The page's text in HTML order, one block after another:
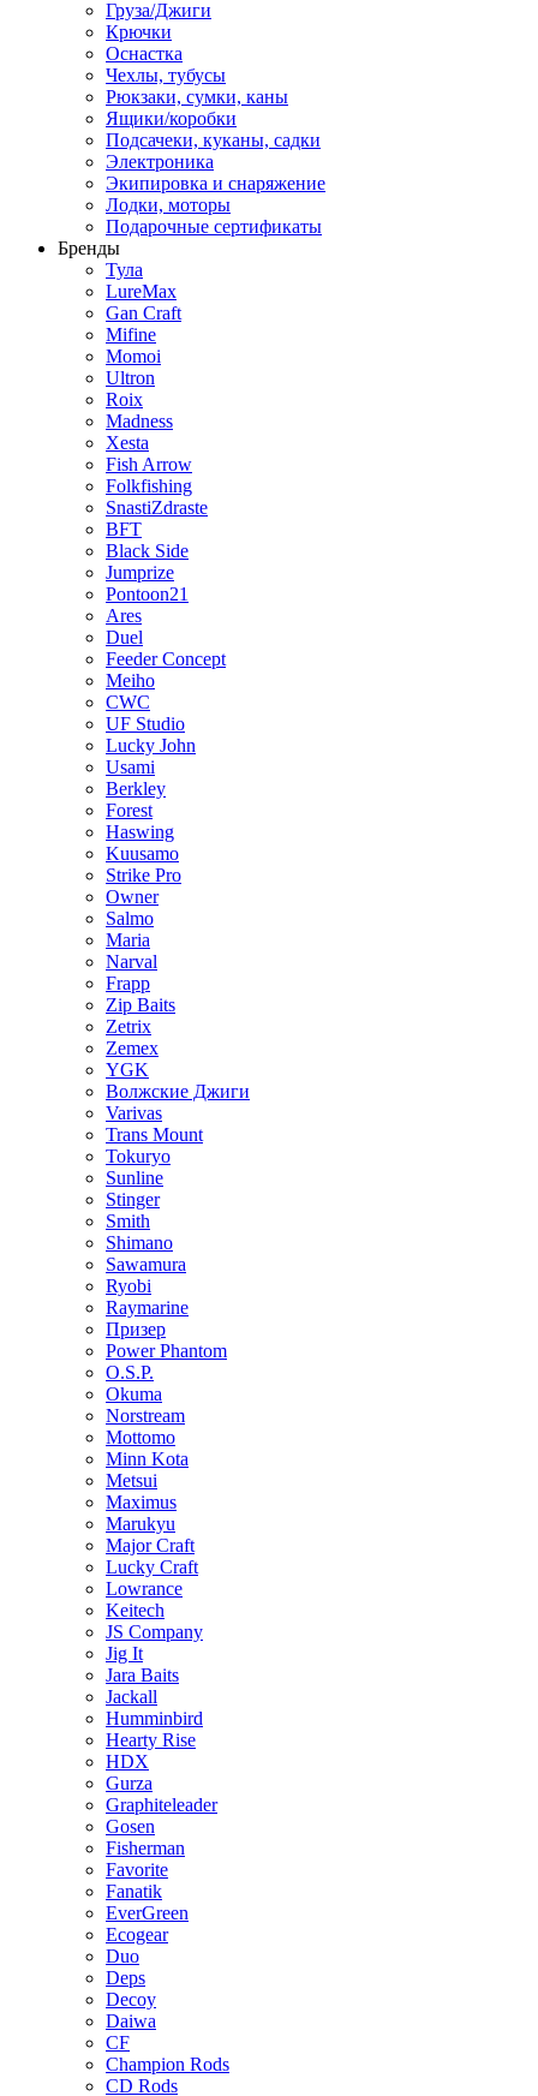
Груза/Джиги
Крючки
Оснастка
Чехлы, тубусы
Рюкзаки, сумки, каны
Ящики/коробки
Подсачеки, куканы, садки
Электроника
Экипировка и снаряжение
Лодки, моторы
Подарочные сертификаты
Бренды
Тула
LureMax
Gan Craft
Mifine
Momoi
Ultron
Roix
Madness
Xesta
Fish Arrow
Folkfishing
SnastiZdraste
BFT
Black Side
Jumprize
Pontoon21
Ares
Duel
Feeder Concept
Meiho
CWC
UF Studio
Lucky John
Usami
Berkley
Forest
Haswing
Kuusamo
Strike Pro
Owner
Salmo
Maria
Narval
Frapp
Zip Baits
Zetrix
Zemex
YGK
Волжские Джиги
Varivas
Trans Mount
Tokuryo
Sunline
Stinger
Smith
Shimano
Sawamura
Ryobi
Raymarine
Призер
Power Phantom
O.S.P.
Okuma
Norstream
Mottomo
Minn Kota
Metsui
Maximus
Marukyu
Major Craft
Lucky Craft
Lowrance
Keitech
JS Company
Jig It
Jara Baits
Jackall
Humminbird
Hearty Rise
HDX
Gurza
Graphiteleader
Gosen
Fisherman
Favorite
Fanatik
EverGreen
Ecogear
Duo
Deps
Decoy
Daiwa
CF
Champion Rods
CD Rods